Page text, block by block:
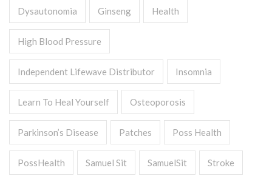
Dysautonomia Ginseng Health
High Blood Pressure
Independent Lifewave Distributor Insomnia
Learn To Heal Yourself Osteoporosis
Parkinson’s Disease Patches Poss Health
PossHealth Samuel Sit SamuelSit Stroke